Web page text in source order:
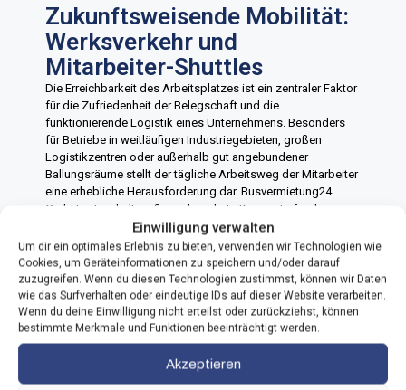
Einwilligung verwalten
Um dir ein optimales Erlebnis zu bieten, verwenden wir Technologien wie
Cookies, um Geräteinformationen zu speichern und/oder darauf
zuzugreifen. Wenn du diesen Technologien zustimmst, können wir Daten
wie das Surfverhalten oder eindeutige IDs auf dieser Website verarbeiten.
Wenn du deine Einwilligung nicht erteilst oder zurückziehst, können
bestimmte Merkmale und Funktionen beeinträchtigt werden.
Akzeptieren
Zukunftsweisende Mobilität:
Werksverkehr und
Mitarbeiter-Shuttles
Die Erreichbarkeit des Arbeitsplatzes ist ein zentraler Faktor
für die Zufriedenheit der Belegschaft und die
funktionierende Logistik eines Unternehmens. Besonders
für Betriebe in weitläufigen Industriegebieten, großen
Logistikzentren oder außerhalb gut angebundener
Ballungsräume stellt der tägliche Arbeitsweg der Mitarbeiter
eine erhebliche Herausforderung dar. Busvermietung24
GmbH entwickelt maßgeschneiderte Konzepte für den
betrieblichen Werksverkehr, die exakt auf die Schichtzeiten
und Standorte Ihres Unternehmens abgestimmt sind.
Mit einem organisierten Zubringerdienst sichern Sie die
Pünktlichkeit Ihrer Teams und positionieren sich als
moderner, vorausschauender Arbeitgeber. Wir übernehmen
die komplette operative Planung, sodass Ihre
Personalabteilung spürbar entlastet wird.